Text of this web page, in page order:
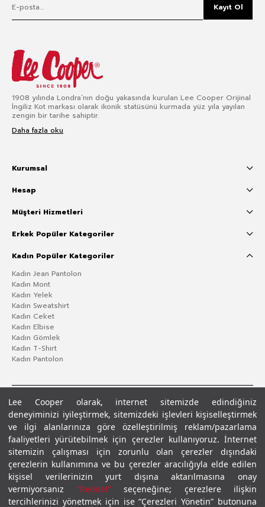
Lee Cooper olarak, internet sitemizde edindiğiniz
deneyiminizi iyileştirmek, sitemizdeki işlevleri kişiselleştirmek
ve ilgi alanlarınıza göre özelleştirilmiş reklam/pazarlama
faaliyetleri yürütebilmek için çerezler kullanıyoruz. İnternet
sitemizin çalışması için zorunlu olan çerezler dışındaki
çerezlerin kullanımına ve bu çerezler aracılığıyla elde edilen
kişisel verilerinizin yurt dışına aktarılmasına onay
vermiyorsanız “Reddet”seçeneğine; çerezlere ilişkin
tercihlerinizi yönetmek için ise “Çerezleri Yönetin” butonuna
Kayıt Ol
1908 yılında Londra’nın doğu yakasında kurulan Lee Cooper Orijinal
İngiliz Kot markası olarak ikonik statüsünü kurmada yüz yıla yayılan
zengin bir tarihe sahiptir.
Daha fazla oku
Kurumsal
Hesap
Müşteri Hizmetleri
Erkek Popüler Kategoriler
Kadın Popüler Kategoriler
Kadın Jean Pantolon
Kadın Mont
Kadın Yelek
Kadın Sweatshirt
Kadın Ceket
Kadın Elbise
Kadın Gömlek
Kadın T-Shirt
Kadın Pantolon
Gizlilik PolitikasıÇerez Politikası KVKK Aydınlatma MetniŞartlar ve Koşullar
© 2026 Leecooper - Tüm Hakları Saklıdır.